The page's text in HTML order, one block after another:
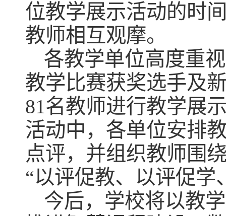
位教学展示活动的时
教师相互观摩。
各教学单位高度重
教学比赛获奖选手及
81名教师进行教学展
活动中，各单位安排
点评，并组织教师围
“以评促教、以评促学
今后，学校将以教